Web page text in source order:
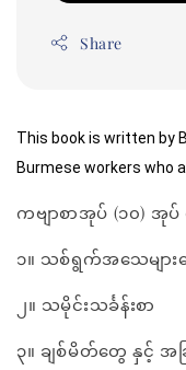
Share
This book is written by
Burmese workers who
ကဗျာစာအုပ် (၁၀) အုပ်
၁။ သစ်ရွက်အသေမျာ
၂။ သမိုင်းသင်္ခန်းစာ
၃။ ချစ်မိတ်တွေ နှင့် အခ